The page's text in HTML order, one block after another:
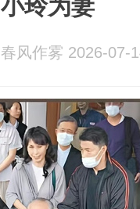
小玲为妻
春风作雾 2026-07-